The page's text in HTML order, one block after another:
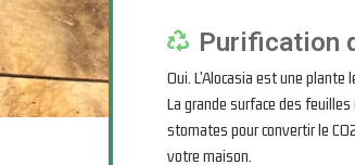
Purification
Oui. L'Alocasia est une plante
La grande surface des
stomates pour convertir le
votre maison.